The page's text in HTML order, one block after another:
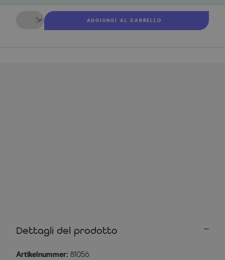
Quantità
AGGIUNGI AL CARRELLO
Dettagli del prodotto
Artikelnummer: 81056